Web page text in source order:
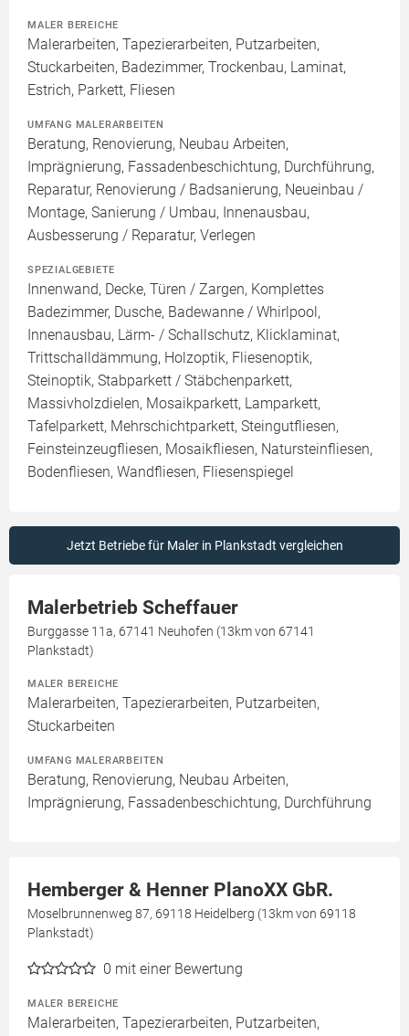
MALER BEREICHE
Malerarbeiten, Tapezierarbeiten, Putzarbeiten,
Stuckarbeiten, Badezimmer, Trockenbau, Laminat,
Estrich, Parkett, Fliesen
UMFANG MALERARBEITEN
Beratung, Renovierung, Neubau Arbeiten,
Imprägnierung, Fassadenbeschichtung, Durchführung,
Reparatur, Renovierung / Badsanierung, Neueinbau /
Montage, Sanierung / Umbau, Innenausbau,
Ausbesserung / Reparatur, Verlegen
SPEZIALGEBIETE
Innenwand, Decke, Türen / Zargen, Komplettes
Badezimmer, Dusche, Badewanne / Whirlpool,
Innenausbau, Lärm- / Schallschutz, Klicklaminat,
Trittschalldämmung, Holzoptik, Fliesenoptik,
Steinoptik, Stabparkett / Stäbchenparkett,
Massivholzdielen, Mosaikparkett, Lamparkett,
Tafelparkett, Mehrschichtparkett, Steingutfliesen,
Feinsteinzeugfliesen, Mosaikfliesen, Natursteinfliesen,
Bodenfliesen, Wandfliesen, Fliesenspiegel
Jetzt Betriebe für Maler in Plankstadt vergleichen
Malerbetrieb Scheffauer
Burggasse 11a, 67141 Neuhofen (13km von 67141
Plankstadt)
MALER BEREICHE
Malerarbeiten, Tapezierarbeiten, Putzarbeiten,
Stuckarbeiten
UMFANG MALERARBEITEN
Beratung, Renovierung, Neubau Arbeiten,
Imprägnierung, Fassadenbeschichtung, Durchführung
Hemberger & Henner PlanoXX GbR.
Moselbrunnenweg 87, 69118 Heidelberg (13km von 69118
Plankstadt)
0 mit einer Bewertung
MALER BEREICHE
Malerarbeiten, Tapezierarbeiten, Putzarbeiten,